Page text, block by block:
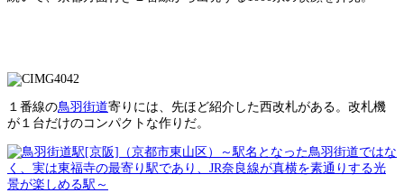
１番線の鳥羽街道寄りには、先ほど紹介した西改札がある。改札機
が１台だけのコンパクトな作りだ。